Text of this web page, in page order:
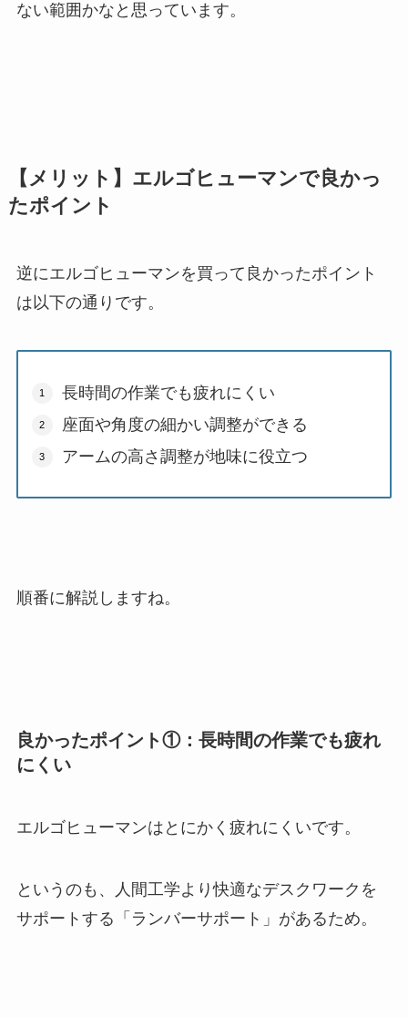
ない範囲かなと思っています。
【メリット】エルゴヒューマンで良かっ
たポイント
逆にエルゴヒューマンを買って良かったポイント
は以下の通りです。
長時間の作業でも疲れにくい
座面や角度の細かい調整ができる
アームの高さ調整が地味に役立つ
順番に解説しますね。
良かったポイント①：長時間の作業でも疲れ
にくい
エルゴヒューマンはとにかく疲れにくいです。
というのも、人間工学より快適なデスクワークを
サポートする「ランバーサポート」があるため。